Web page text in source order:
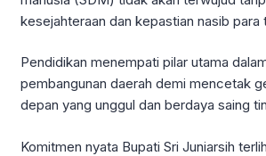
kesejahteraan dan kepastian nasib para
Pendidikan menempati pilar utama
pembangunan daerah demi mencetak
depan yang unggul dan berdaya saing
Komitmen nyata Bupati Sri Juniarsih